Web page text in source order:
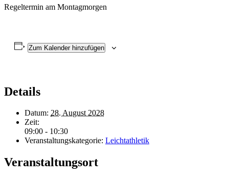
Regeltermin am Montagmorgen
Zum Kalender hinzufügen
Details
Datum: 28. August 2028
Zeit:
09:00 - 10:30
Veranstaltungskategorie: Leichtathletik
Veranstaltungsort